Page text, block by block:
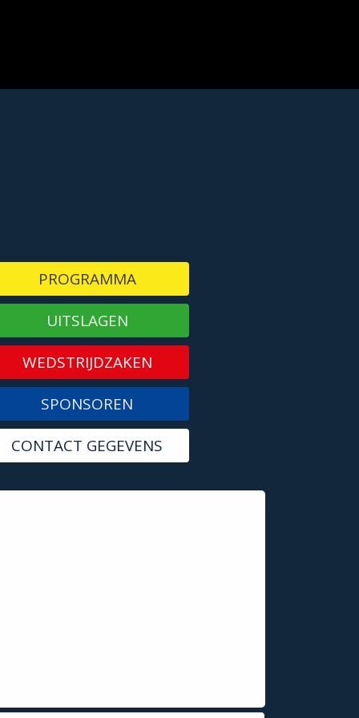
PROGRAMMA
UITSLAGEN
WEDSTRIJDZAKEN
SPONSOREN
CONTACT GEGEVENS